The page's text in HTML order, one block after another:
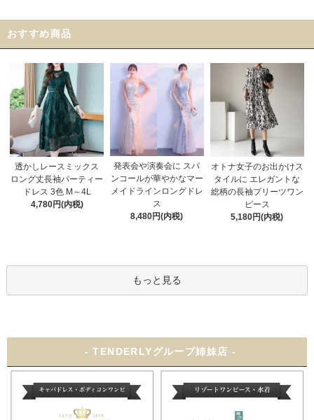
おすすめ商品
透かしレースミックス
ロング丈長袖パーティー
ドレス 3色 M～4L
4,780円(内税)
発表会や演奏会に スパ
ンコールが華やかなマー
メイドラインロングドレ
ス
8,480円(内税)
オトナ女子のお出かけス
タイルに エレガントな
総柄の長袖プリーツワン
ピース
5,180円(内税)
もっと見る
- TENDERLYグループ姉妹店 -